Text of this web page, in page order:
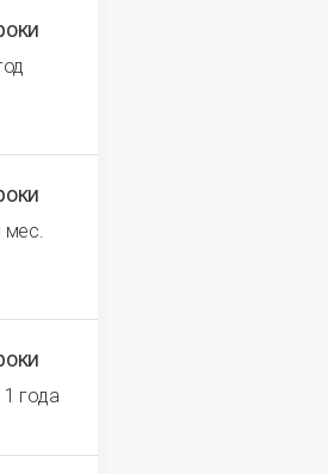
мес.
1 года